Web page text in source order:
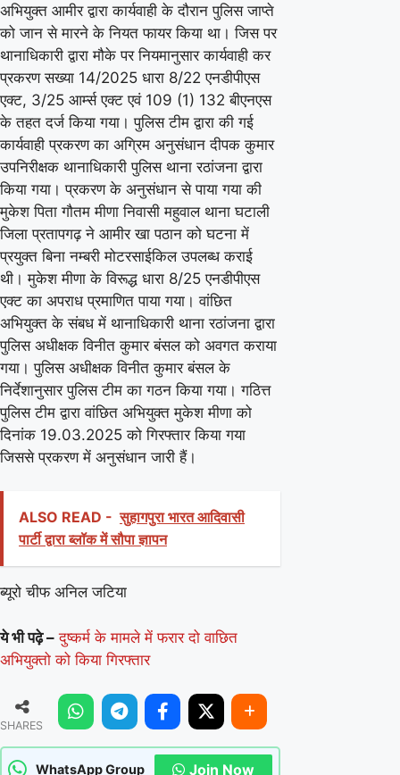
अभियुक्त आमीर द्वारा कार्यवाही के दौरान पुलिस जाप्ते
को जान से मारने के नियत फायर किया था। जिस पर
थानाधिकारी द्वारा मौके पर नियमानुसार कार्यवाही कर
प्रकरण सख्या 14/2025 धारा 8/22 एनडीपीएस
एक्ट, 3/25 आर्म्स एक्ट एवं 109 (1) 132 बीएनएस
के तहत दर्ज किया गया। पुलिस टीम द्वारा की गई
कार्यवाही प्रकरण का अग्रिम अनुसंधान दीपक कुमार
उपनिरीक्षक थानाधिकारी पुलिस थाना रठांजना द्वारा
किया गया। प्रकरण के अनुसंधान से पाया गया की
मुकेश पिता गौतम मीणा निवासी महुवाल थाना घटाली
जिला प्रतापगढ़ ने आमीर खा पठान को घटना में
प्रयुक्त बिना नम्बरी मोटरसाईकिल उपलब्ध कराई
थी। मुकेश मीणा के विरूद्ध धारा 8/25 एनडीपीएस
एक्ट का अपराध प्रमाणित पाया गया। वांछित
अभियुक्त के संबध में थानाधिकारी थाना रठांजना द्वारा
पुलिस अधीक्षक विनीत कुमार बंसल को अवगत कराया
गया। पुलिस अधीक्षक विनीत कुमार बंसल के
निर्देशानुसार पुलिस टीम का गठन किया गया। गठित्त
पुलिस टीम द्वारा वांछित अभियुक्त मुकेश मीणा को
दिनांक 19.03.2025 को गिरफ्तार किया गया
जिससे प्रकरण में अनुसंधान जारी हैं।
ALSO READ - सुहागपुरा भारत आदिवासी
पार्टी द्वारा ब्लॉक में सौपा ज्ञापन
ब्यूरो चीफ अनिल जटिया
ये भी पढ़े – दुष्कर्म के मामले में फरार दो वाछित
अभियुक्तो को किया गिरफ्तार
SHARES
WhatsApp Group Join Now